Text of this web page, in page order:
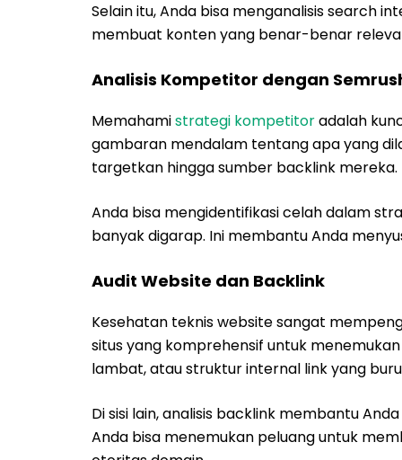
Selain itu, Anda bisa menganalisis search
membuat konten yang benar-benar
Analisis Kompetitor dengan
Memahamistrategi kompetitoradalah
gambaran mendalam tentang apa yang
targetkan hingga sumber backlink mereka.
Anda bisa mengidentifikasi celah dalam
banyak digarap. Ini membantu Anda
Audit Website dan Backlink
Kesehatan teknis website sangat
situs yang komprehensif untuk
lambat, atau struktur internal link yang
Di sisi lain, analisis backlink membantu
Anda bisa menemukan peluang untuk